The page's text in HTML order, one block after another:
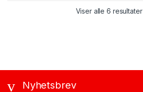
Viser alle 6 resultater
Nyhetsbrev